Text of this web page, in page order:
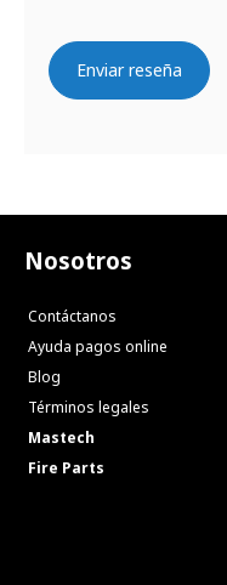
Enviar reseña
Nosotros
Contáctanos
Ayuda pagos online
Blog
Términos legales
Mastech
Fire Parts